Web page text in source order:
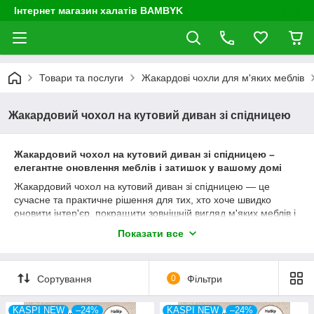
Інтернет магазин халатів BAMBYK
Товари та послуги Жакардові чохли для м'яких меблів
Жакардовий чохол на кутовий диван зі спідницею
Жакардовий чохол на кутовий диван зі спідницею –
елегантне оновлення меблів і затишок у вашому домі
Жакардовий чохол на кутовий диван зі спідницею — це
сучасне та практичне рішення для тих, хто хоче швидко
оновити інтер'єр, покращити зовнішній вигляд м'яких меблів і
використання без дорогої перетяжки. Універсальний
затишним і стильним.
Головною особливістю цієї моделі є красива
Показати все
Сортування 0 Фільтри
KASPI NEW –24% KASPI NEW –24%